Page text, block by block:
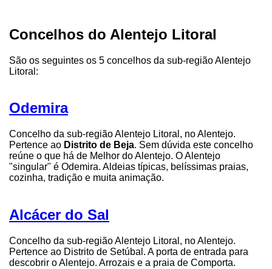
Concelhos do Alentejo Litoral
São os seguintes os 5 concelhos da sub-região Alentejo
Litoral:
Odemira
Concelho da sub-região Alentejo Litoral, no Alentejo.
Pertence ao Distrito de Beja. Sem dúvida este concelho
reúne o que há de Melhor do Alentejo. O Alentejo
"singular" é Odemira. Aldeias típicas, belíssimas praias,
cozinha, tradição e muita animação.
Alcácer do Sal
Concelho da sub-região Alentejo Litoral, no Alentejo.
Pertence ao Distrito de Setúbal. A porta de entrada para
descobrir o Alentejo. Arrozais e a praia de Comporta.